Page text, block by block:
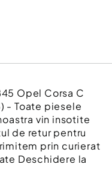
Opel Corsa C
Toate piesele
vin insotite
de retur pentru
prin curierat
Deschidere la